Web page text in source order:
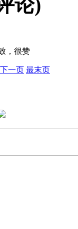
论)
，很赞
下一页 最末页